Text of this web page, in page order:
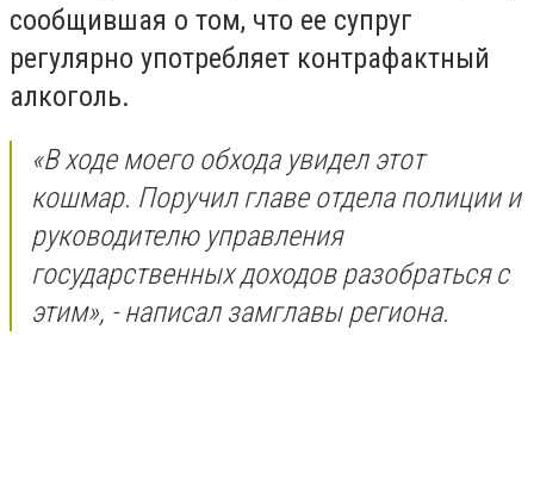
сообщившая о том, что ее супруг
регулярно употребляет контрафактный
алкоголь.
«В ходе моего обхода увидел этот
кошмар. Поручил главе отдела полиции и
руководителю управления
государственных доходов разобраться с
этим», - написал замглавы региона.